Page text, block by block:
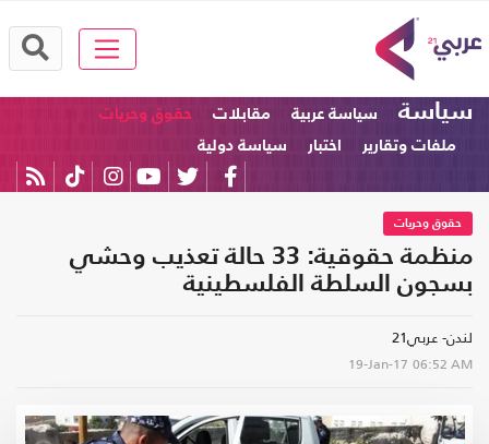
سياسة سياسة عربية مقابلات
حقوق وحريات
ملفات وتقارير
اختبار سياسة دولية
حقوق وحريات
منظمة حقوقية: 33 حالة تعذيب وحشي
بسجون السلطة الفلسطينية
لندن- عربي21
19-Jan-17 06:52 AM